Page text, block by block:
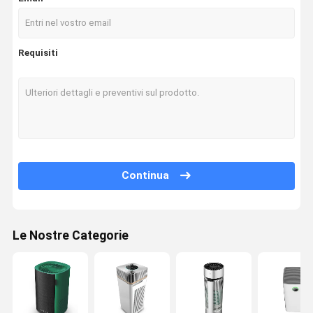
Requisiti
Continua
Le Nostre Categorie